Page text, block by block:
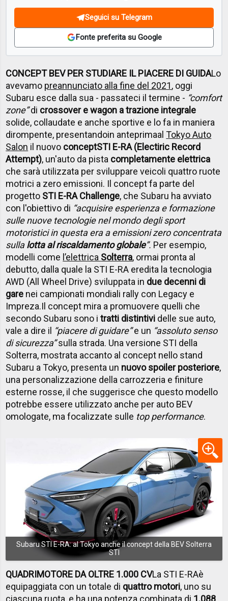
Seguici su Telegram
Fonte preferita su Google
CONCEPT BEV PER STUDIARE IL PIACERE DI GUIDALo
avevamo preannunciato alla fine del 2021, oggi
Subaru esce dalla sua - passateci il termine - “comfort
zone”di crossover e wagon a trazione integrale
solide, collaudate e anche sportive e lo fa in maniera
dirompente, presentandoin anteprimaalTokyo Auto
Salon il nuovo conceptSTI E-RA (Electiric Record
Attempt), un'auto da pista completamente elettrica
che sarà utilizzata per sviluppare veicoli quattro ruote
motrici a zero emissioni. Il concept fa parte del
progetto STI E-RA Challenge, che Subaru ha avviato
con l'obiettivo di “acquisire esperienza e formazione
sulle nuove tecnologie nel mondo degli sport
motoristici in questa era a emissioni zero concentrata
sullalotta al riscaldamento globale”. Per esempio,
modelli come l’elettrica Solterra, ormai pronta al
debutto, dalla quale la STI E-RA eredita la tecnologia
AWD (All Wheel Drive) sviluppata in due decenni di
gare nei campionati mondiali rally con Legacy e
Impreza.Il concept mira a promuovere quelli che
secondo Subaru sono itratti distintivi delle sue auto,
vale a dire il “piacere di guidare”e un “assoluto senso
di sicurezza”sulla strada. Una versione STI della
Solterra, mostrata accanto al concept nello stand
Subaru a Tokyo, presenta un nuovo spoiler posteriore,
una personalizzazione della carrozzeria e finiture
esterne rosse, il che suggerisce che questo modello
potrebbe essere utilizzato anche per auto BEV
omologate, ma focalizzate sulle top performance.
Subaru STI E-RA: al Tokyo anche il concept della BEV Solterra
STI
QUADRIMOTORE DA OLTRE 1.000 CVLa STI E-RAè
equipaggiata con un totale di quattro motori, uno su
ciascuna ruota, e ha una potenza combinata di 1.088